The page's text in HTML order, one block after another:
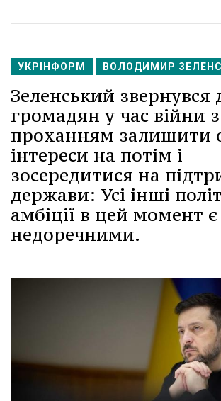
УКРІНФОРМ ВОЛОДИМИР
Зеленський звернувся
громадян у час війни з
проханням залишити
інтереси на потім і
зосередитися на
держави: Усі інші
амбіції в цей момент є
недоречними.